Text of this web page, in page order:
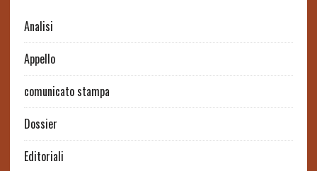
Analisi
Appello
comunicato stampa
Dossier
Editoriali